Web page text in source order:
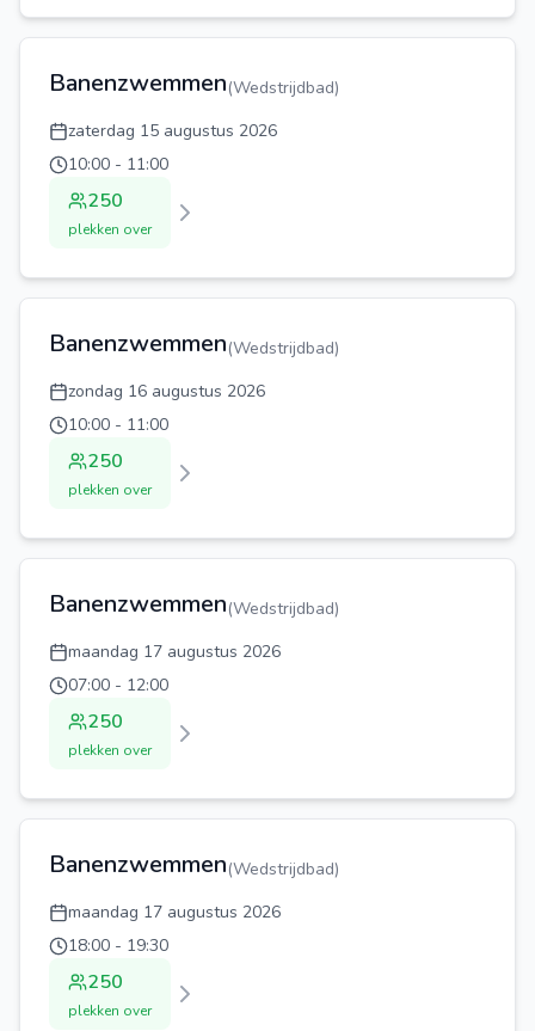
Banenzwemmen(Wedstrijdbad)
zaterdag 15 augustus 2026
10:00 - 11:00
250
plekken over
Banenzwemmen(Wedstrijdbad)
zondag 16 augustus 2026
10:00 - 11:00
250
plekken over
Banenzwemmen(Wedstrijdbad)
maandag 17 augustus 2026
07:00 - 12:00
250
plekken over
Banenzwemmen(Wedstrijdbad)
maandag 17 augustus 2026
18:00 - 19:30
250
plekken over